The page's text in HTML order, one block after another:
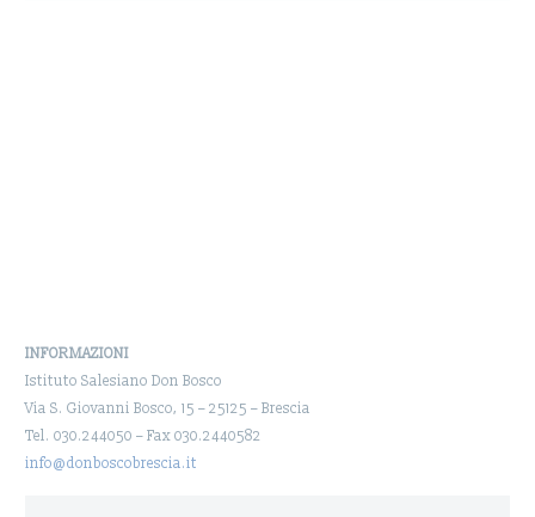
INFORMAZIONI
Istituto Salesiano Don Bosco
Via S. Giovanni Bosco, 15 – 25125 – Brescia
Tel. 030.244050 – Fax 030.2440582
info@donboscobrescia.it